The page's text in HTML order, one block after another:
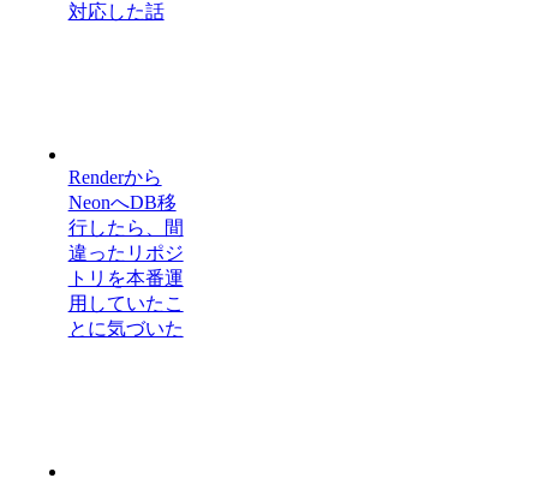
対応した話
Renderから
NeonへDB移
行したら、間
違ったリポジ
トリを本番運
用していたこ
とに気づいた